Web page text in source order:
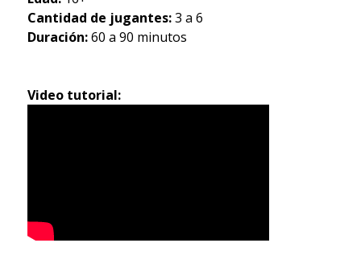
Cantidad de jugantes:3 a 6
Duración:60 a 90 minutos
Video tutorial: